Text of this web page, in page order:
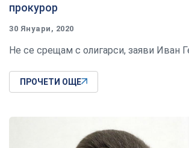
прокурор
30 Януари, 2020
Не се срещам с олигарси, заяви Иван
ПРОЧЕТИ ОЩЕ